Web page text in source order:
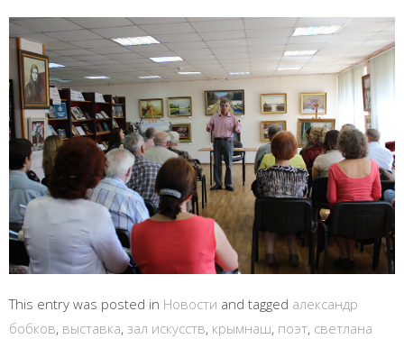
This entry was posted in Новости and tagged александр
бобков, выставка, зал искусств, крымнаш, поэт, светлана